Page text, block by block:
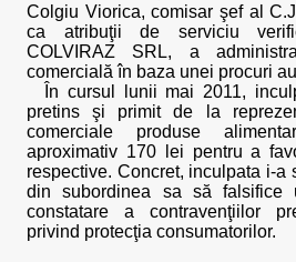
Colgiu Viorica, comisar şef al
ca atribuţii de serviciu
COLVIRAZ SRL, a
comercială în baza unei procuri
În cursul lunii mai 2011,
pretins şi primit de la
comerciale produse
aproximativ 170 lei pentru a
respective. Concret, inculpata i-a
din subordinea sa să falsifice
constatare a contravenţiilor
privind protecţia consumatorilor.